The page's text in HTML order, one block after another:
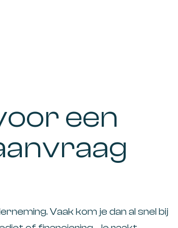
een
Vaak kom je dan al snel bij